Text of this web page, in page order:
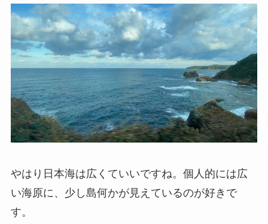
やはり日本海は広くていいですね。個人的には広
い海原に、少し島何かが見えているのが好きで
す。